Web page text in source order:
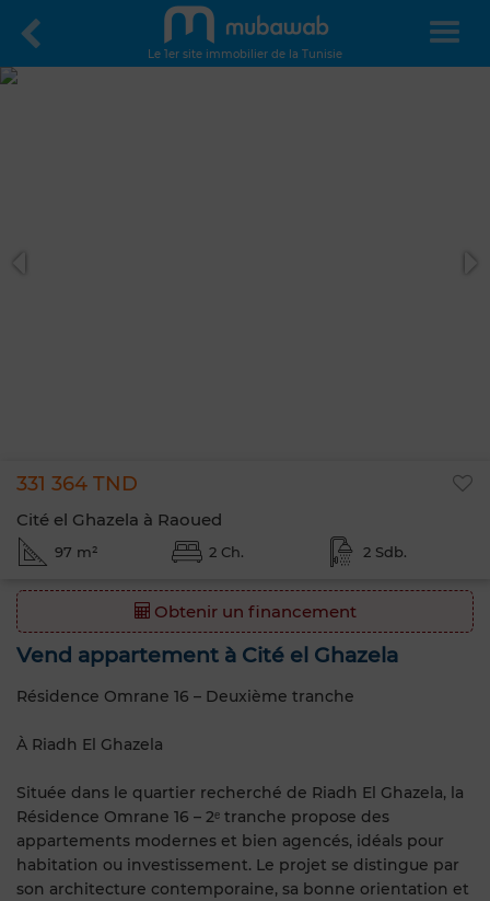
Le 1er site immobilier de la Tunisie
331 364 TND
Cité el Ghazela à Raoued
97 m² 2 Ch. 2 Sdb.
Obtenir un financement
Vend appartement à Cité el Ghazela
Résidence Omrane 16 – Deuxième tranche
À Riadh El Ghazela
Située dans le quartier recherché de Riadh El Ghazela, la
Résidence Omrane 16 – 2ᵉ tranche propose des
appartements modernes et bien agencés, idéals pour
habitation ou investissement. Le projet se distingue par
son architecture contemporaine, sa bonne orientation et